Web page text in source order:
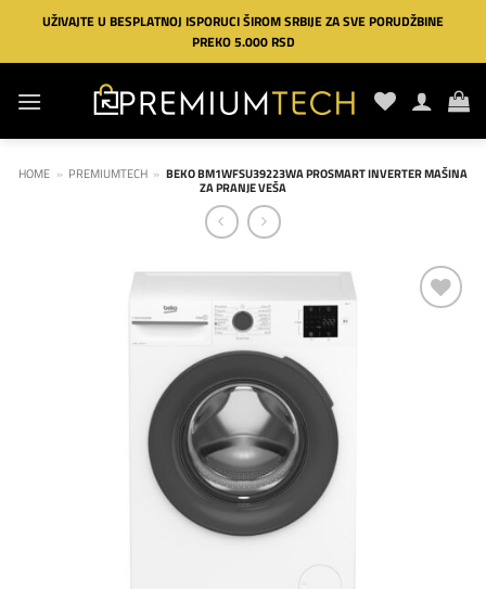
Preskoči
sadržaj
UŽIVAJTE U BESPLATNOJ ISPORUCI ŠIROM SRBIJE ZA SVE PORUDŽBINE
PREKO 5.000 RSD
HOME » PREMIUMTECH » BEKO BM1WFSU39223WA PROSMART INVERTER MAŠINA
ZA PRANJE VEŠA